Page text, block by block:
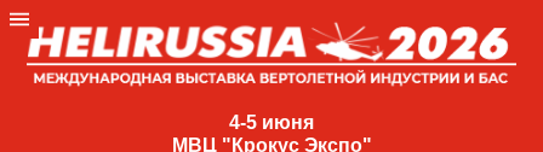
4-5 июня
МВЦ "Крокус Экспо"
4-